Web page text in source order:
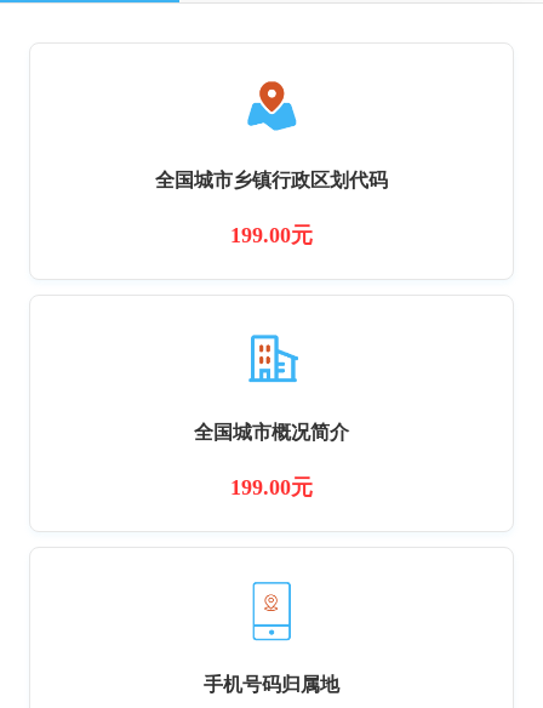
全国城市乡镇行政区划代码
199.00元
全国城市概况简介
199.00元
手机号码归属地